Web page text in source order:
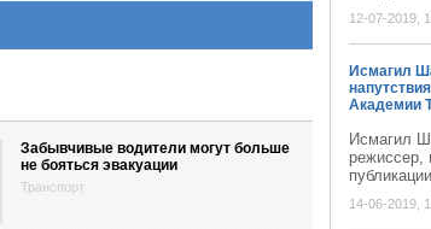
Забывчивые водители могут больше
не бояться эвакуации
Транспорт
12-07-2019,
Исмагил
Академии
Исмагил
режиссер,
14-06-2019,